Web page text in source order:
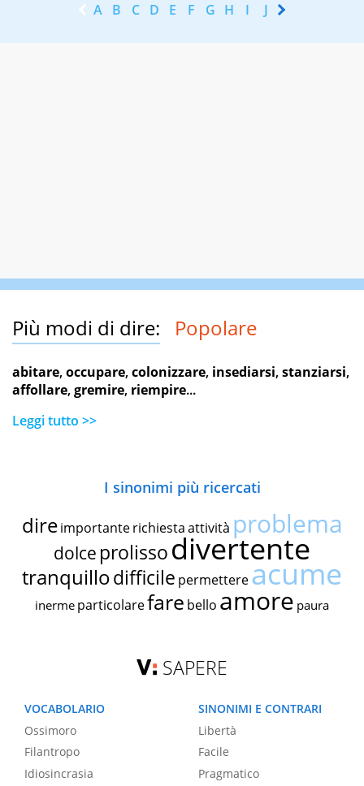
A B C D E F G H I J K
Più modi di dire: Popolare
abitare,occupare,colonizzare, insediarsi,stanziarsi,
affollare,gremire, riempire...
Leggi tutto >>
I sinonimi più ricercati
dire importante richiestaattività problema
dolce prolissodivertente
tranquillodifficile permettereacume
inerme particolarefare bello amore paura
SAPERE
VOCABOLARIO
Ossimoro
Filantropo
Idiosincrasia
SINONIMI E CONTRARI
Libertà
Facile
Pragmatico